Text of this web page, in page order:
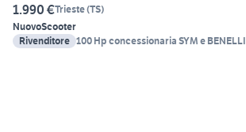
1.990 €Trieste(TS)
NuovoScooter
Rivenditore 100 Hp concessionaria SYM e BENELLI